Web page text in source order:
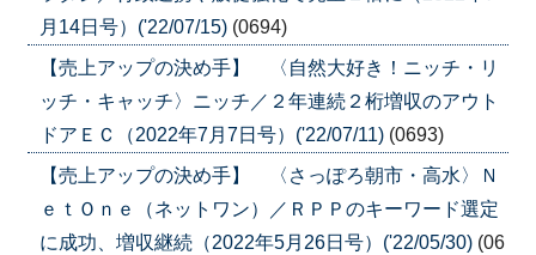
月14日号）('22/07/15) (0694)
【売上アップの決め手】 〈自然大好き！ニッチ・リ
ッチ・キャッチ〉ニッチ／２年連続２桁増収のアウト
ドアＥＣ（2022年7月7日号）('22/07/11) (0693)
【売上アップの決め手】 〈さっぽろ朝市・高水〉Ｎ
ｅｔＯｎｅ（ネットワン）／ＲＰＰのキーワード選定
に成功、増収継続（2022年5月26日号）('22/05/30) (06